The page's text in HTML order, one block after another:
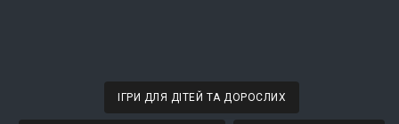
ІГРИ ДЛЯ ДІТЕЙ ТА ДОРОСЛИХ